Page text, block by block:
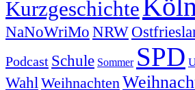
KurzgeschichteKöln
NaNoWriMo NRW
Podcast Schule Sommer SPD
Wahl Weihnachten